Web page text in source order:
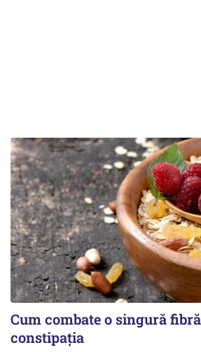
Cum combate o singură
constipația